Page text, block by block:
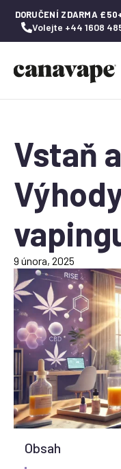
DORUČENÍ ZDARMA
Volejte +44 1608
Vstaň
9 února, 2025
Obsah